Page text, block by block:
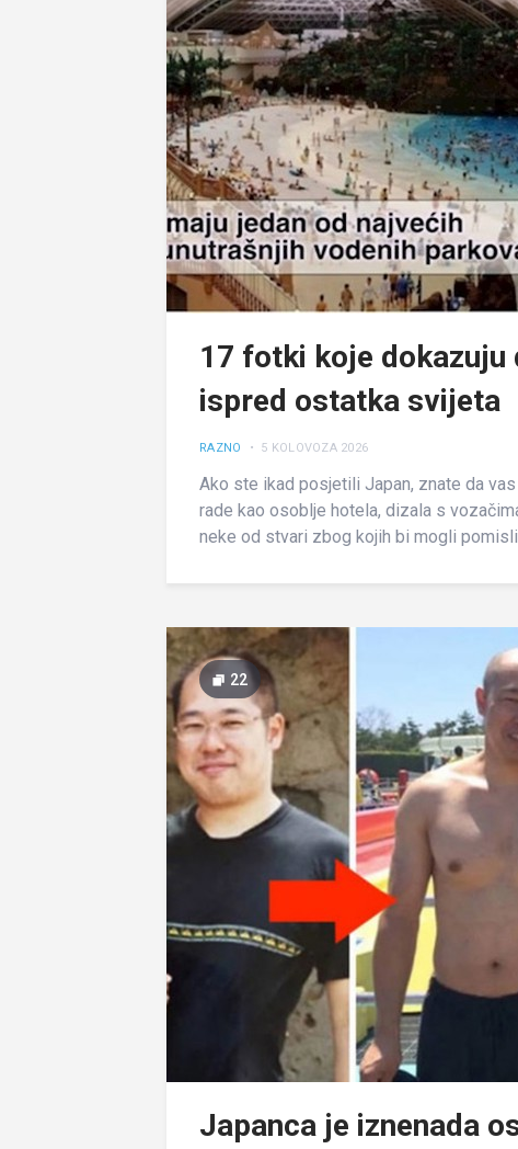
17 fotki koje dokazuju
ispred ostatka svijeta
RAZNO • 5 KOLOVOZA 2026
Ako ste ikad posjetili Japan, znate da
rade kao osoblje hotela, dizala s
neke od stvari zbog kojih bi mogli
22
Japanca je iznenada